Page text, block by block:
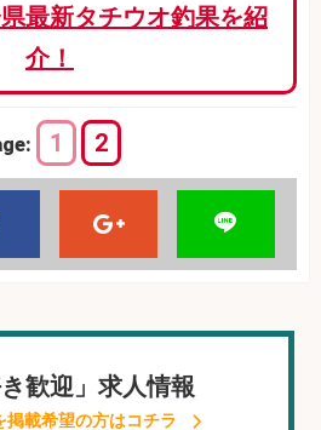
最新タチウオ釣果を紹
介！
1 2
き歓迎」求人情報
掲載希望の方はコチラ